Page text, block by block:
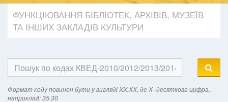
ФУНКЦІЮВАННЯ БІБЛІОТЕК, АРХІВІВ, МУЗЕЇВ
ТА ІНШИХ ЗАКЛАДІВ КУЛЬТУРИ
Формат кодy повинен бути у вигляді XX.XX, де X–десяткова цифра,
наприклад: 35.30